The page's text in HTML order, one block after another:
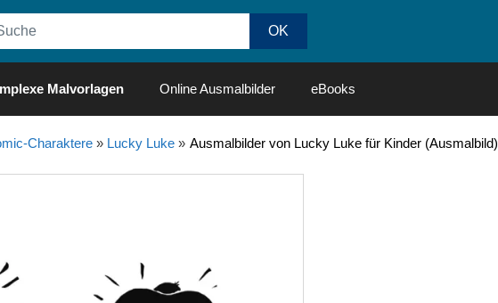
Malvorlagen Online Ausmalbilder eBooks
Charaktere» Lucky Luke» Ausmalbilder von Lucky Luke für Kinder (Ausmalbild)